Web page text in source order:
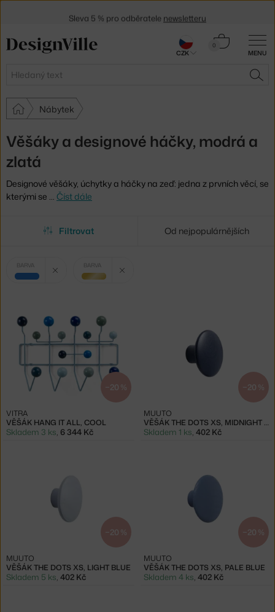
MENU
Hledat
0
Košík
Nábytek
Věšáky a designové háčky, modrá a
zlatá
Designové věšáky, úchytky a háčky na zeď: jedna z prvních věcí, se
kterými se … Číst dále
Filtrovat Od nejpopulárnějších
Vybrané
filtry:
BARVA
modrá
BARVA
zlatá
−20 %
VĚŠÁK HANG IT ALL, COOL
VITRA
Skladem 3 ks 6 344 Kč
−20 %
VĚŠÁK THE DOTS XS, MIDNIGHT BLUE
MUUTO
Skladem 1 ks 402 Kč
−20 %
VĚŠÁK THE DOTS XS, LIGHT BLUE
MUUTO
Skladem 5 ks, 402 Kč
−20 %
VĚŠÁK THE DOTS XS, PALE BLUE
MUUTO
Skladem 4 ks, 402 Kč
CZK